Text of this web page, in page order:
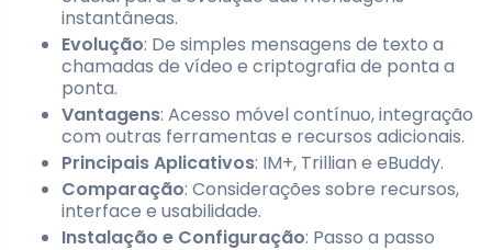
instantâneas.
Evolução: De simples mensagens de texto a
chamadas de vídeo e criptografia de ponta a
ponta.
Vantagens: Acesso móvel contínuo, integração
com outras ferramentas e recursos adicionais.
Principais Aplicativos: IM+, Trillian e eBuddy.
Comparação: Considerações sobre recursos,
interface e usabilidade.
Instalação e Configuração: Passo a passo